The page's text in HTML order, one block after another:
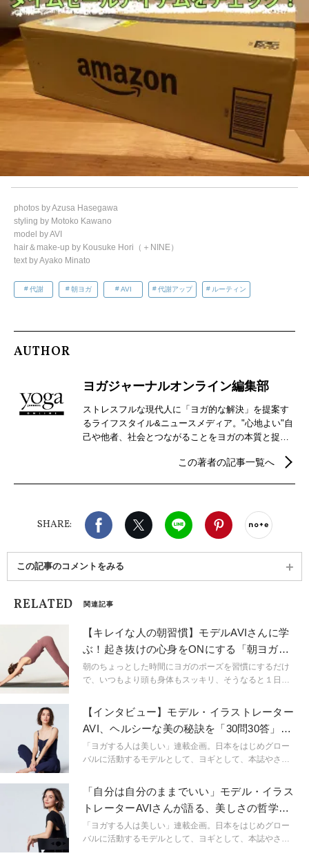
photos by Azusa Hasegawa
styling by Motoko Kawano
model by AVI
hair＆make-up by Kousuke Hori（＋NINE）
text by Ayako Minato
代謝 朝ヨガ AVI 代謝アップ ルーティン
AUTHOR
ヨガジャーナルオンライン編集部
ストレスフルな現代人に「ヨガ的な解決」を提案す
るライフスタイル&ニュースメディア。"心地よい"自
己や他者、社会とつながることをヨガの本質と捉
などウェルビーイングを実現するための情報を発
この著者の記事一覧へ
SHARE:
Facebook X（旧twitter）
LINE Pinterest
この記事のコメントをみる
RELATED 関連記事
【キレイな人の朝習慣】モデルAVIさんに学
ぶ！起き抜けの心身をONにする「朝ヨガ＆
ルーティン」
朝のちょっとした時間にヨガのポーズを習慣にするだけ
で、いつもより頭も身体もスッキリ、そうなると１日の
ブに。モデルとして、ヨギとして、ヘルシーなボディ＆
マインドが光るAVIさんのモーニングルーティンを参考
に、毎日をもっと前向きに心地よく楽しんでみません
か？
【インタビュー】モデル・イラストレーター
AVI、ヘルシーな美の秘訣を「30問30答」で
徹底解剖！
「ヨガする人は美しい」連載企画。日本をはじめグロー
バルに活動するモデルとして、ヨギとして、本誌やさま
でクールビューティ、抜群のプロポーションにうっとり
しながら、陽だまりのようにピースフルな空気感を纏う
彼女は、そこに居るだけで周りをそっと癒してくれま
す。６年前からは海外を転々とするライフスタイルへ、
そして一児の母となり、モデルとしてはもちろん、イラ
「自分は自分のままでいい」モデル・イラス
トレーターAVIさんが語る、美しさの哲学と
は？
「ヨガする人は美しい」連載企画。日本をはじめグロー
バルに活動するモデルとして、ヨギとして、本誌やさま